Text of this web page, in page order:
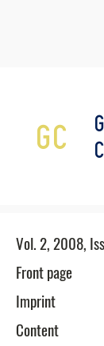
GC
Vol. 2, 2008,
​Front page
Imprint
Content